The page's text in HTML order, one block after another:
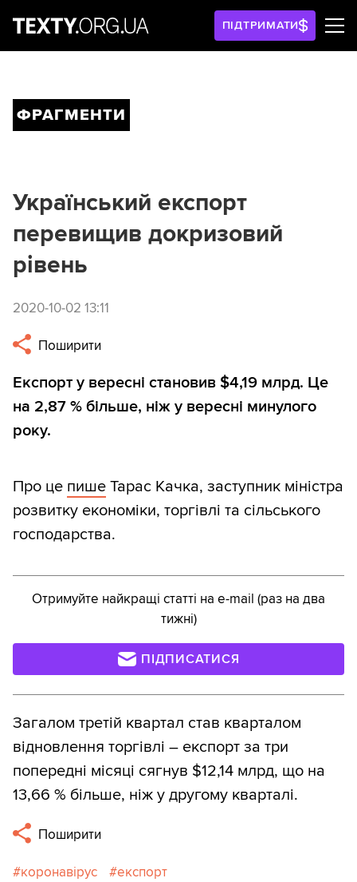
ПІДТРИМАТИ
ФРАГМЕНТИ
Український експорт
перевищив докризовий
рівень
2020-10-02 13:11
Поширити
Експорт у вересні становив $4,19 млрд. Це
на 2,87 % більше, ніж у вересні минулого
року.
Про це пише Тарас Качка, заступник міністра
розвитку економіки, торгівлі та сільського
господарства.
Отримуйте найкращі статті на e-mail (раз на два
тижні)
ПІДПИСАТИСЯ
Загалом третій квартал став кварталом
відновлення торгівлі – експорт за три
попередні місяці сягнув $12,14 млрд, що на
13,66 % більше, ніж у другому кварталі.
Поширити
коронавірус експорт